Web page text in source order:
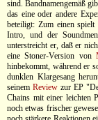
sind. Bandnamengemäß
das eine oder andere
beteiligt: Zum einen
Intro, und der
unterstreicht er, daß er
eine Stoner-Version von
hinbekommt, während er
dunklen Klargesang
seinemReview zur EP
Chains mit einer leichten
noch etwas frischer